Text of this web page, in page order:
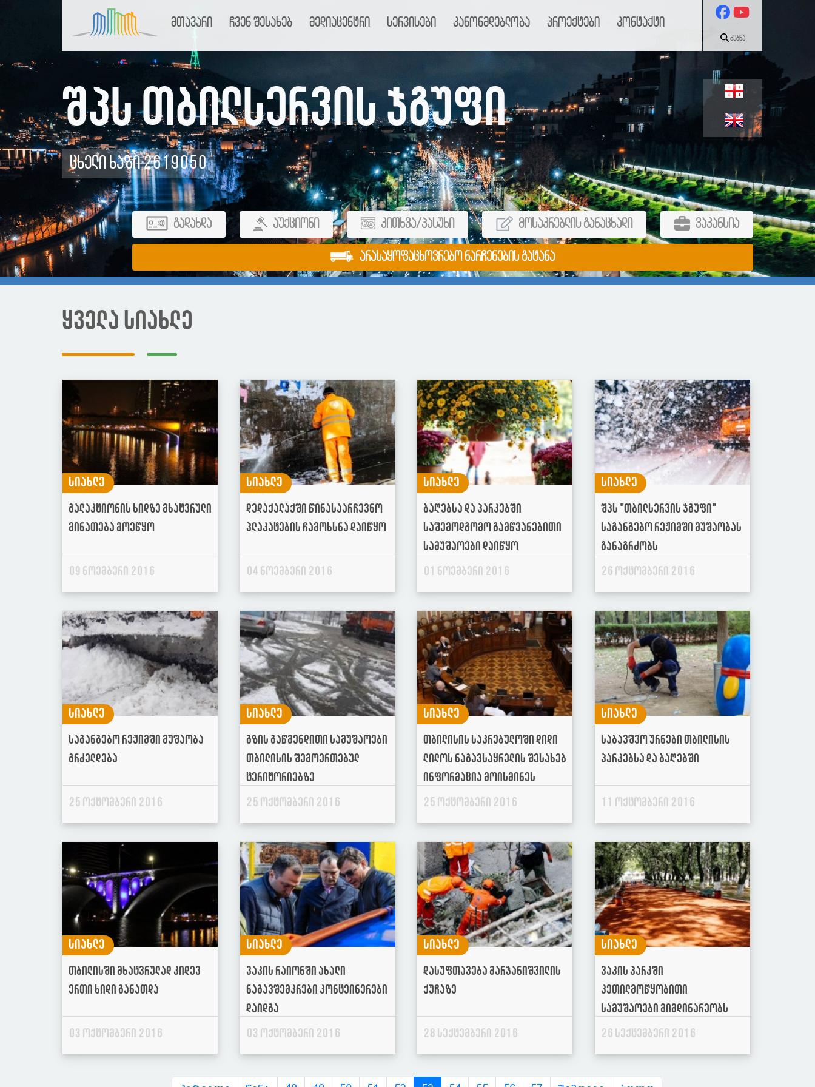
მთავარი ჩვენ შესახებ მედიაცენტრი სერვისები კანონმდებლობა პროექტები კონტაქტი
ძებნა
შპს თბილსერვის ჯგუფი
ცხელი ხაზი 2619050
გადახდა აუქციონი კითხვა/პასუხი მოსაკრებლის განაცხადი ვაკანსია
არასაყოფაცხოვრებო ნარჩენების გატანა
ყველა სიახლე
სიახლე
გალაკტიონის ხიდზე მხატვრული
მინათება მოეწყო
09 ნოემბერი 2016
სიახლე
დედაქალაქში წინასაარჩევნო
პლაკატების ჩამოხსნა დაიწყო
04 ნოემბერი 2016
სიახლე
ბაღებსა და პარკებში
საშემოდგომო გამწვანებითი
სამუშაოები დაიწყო
01 ნოემბერი 2016
სიახლე
შპს "თბილსერვის ჯგუფი"
საგანგებო რეჟიმში მუშაობას
განაგრძობს
26 ოქტომბერი 2016
სიახლე
საგანგებო რეჟიმში მუშაობა
გრძელდება
25 ოქტომბერი 2016
სიახლე
გზის გაწმენდითი სამუშაოები
თბილისის შემოერთებულ
ტერიტორიებზე
25 ოქტომბერი 2016
სიახლე
თბილისის საკრებულოში დიდი
ლილოს ნაგავსაყრელის შესახებ
ინფორმაცია მოისმინეს
25 ოქტომბერი 2016
სიახლე
საბავშვო ურნები თბილისის
პარკებსა და ბაღებში
11 ოქტომბერი 2016
სიახლე
თბილისში მხატვრულად კიდევ
ერთი ხიდი განათდა
03 ოქტომბერი 2016
სიახლე
ვაკის რაიონში ახალი
ნაგავშემკრები კონტეინერები
დაიდგა
03 ოქტომბერი 2016
სიახლე
დასუფთავება მარჯანიშვილის
ქუჩაზე
28 სექტემბერი 2016
სიახლე
ვაკის პარკში
კეთილმოწყობითი
სამუშაოები მიმდინარეობს
26 სექტემბერი 2016